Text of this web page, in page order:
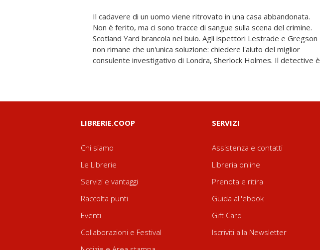
Il cadavere di un uomo viene ritrovato in una casa abbandonata.
Non è ferito, ma ci sono tracce di sangue sulla scena del crimine.
Scotland Yard brancola nel buio. Agli ispettori Lestrade e Gregson
non rimane che un'unica soluzione: chiedere l'aiuto del miglior
consulente investigativo di Londra, Sherlock Holmes. Il detective è
restio ad intervenire, è sicuro che alla fine il merito della
risoluzione del caso andrà alla polizia, ma il suo coinquilino, il dottor
John Watson, insiste. Il richiamo del mistero è irresistibile, e così i
due lasciano il loro appartamento, al 221 B di Baker Street, per
LIBRERIE.COOP
Chi siamo
Le Librerie
Servizi e vantaggi
Raccolta punti
Eventi
Collaborazioni e Festival
SERVIZI
Assistenza e contatti
Libreria online
Prenota e ritira
Guida all'ebook
Gift Card
Iscriviti alla Newsletter